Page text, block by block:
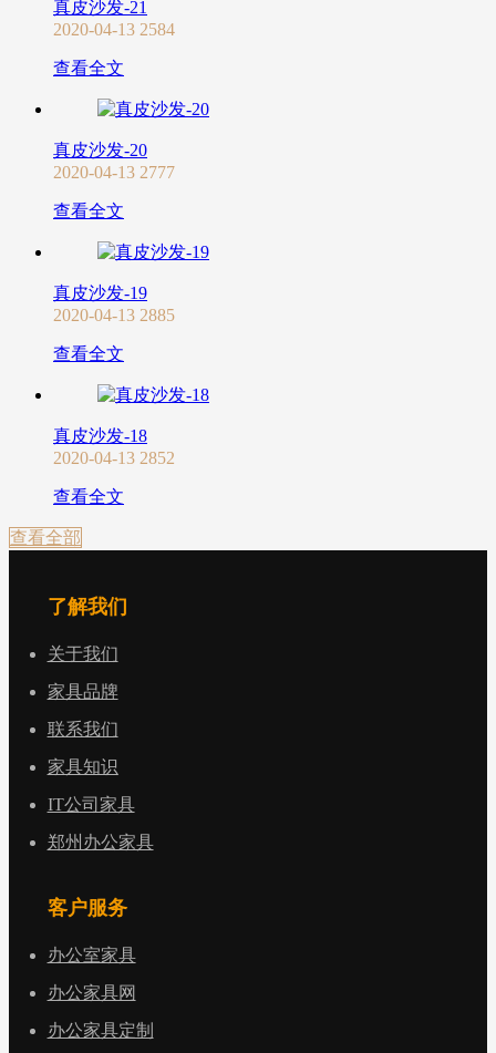
真皮沙发-21
2020-04-13 2584
查看全文
真皮沙发-20
2020-04-13 2777
查看全文
真皮沙发-19
2020-04-13 2885
查看全文
真皮沙发-18
2020-04-13 2852
查看全文
查看全部
了解我们
关于我们
家具品牌
联系我们
家具知识
IT公司家具
郑州办公家具
客户服务
办公室家具
办公家具网
办公家具定制